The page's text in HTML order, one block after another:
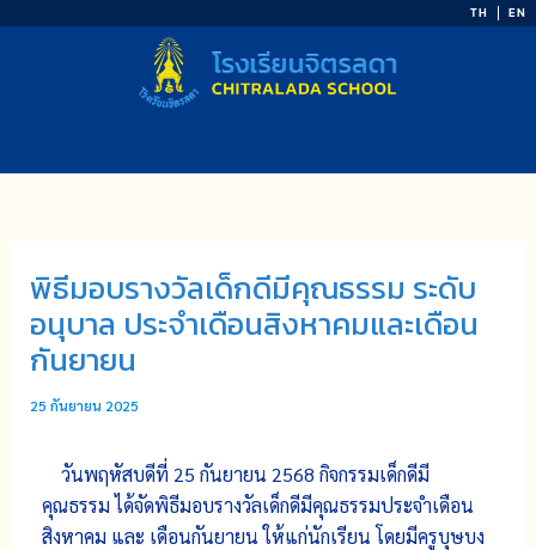
TH EN
พิธีมอบรางวัลเด็กดีมีคุณธรรม ระดับ
อนุบาล ประจำเดือนสิงหาคมและเดือน
กันยายน
25 กันยายน 2025
วันพฤหัสบดีที่ 25 กันยายน 2568 กิจกรรมเด็กดีมี
คุณธรรม ได้จัดพิธีมอบรางวัลเด็กดีมีคุณธรรมประจำเดือน
สิงหาคม และ เดือนกันยายน ให้แก่นักเรียน โดยมีครูบุษบง